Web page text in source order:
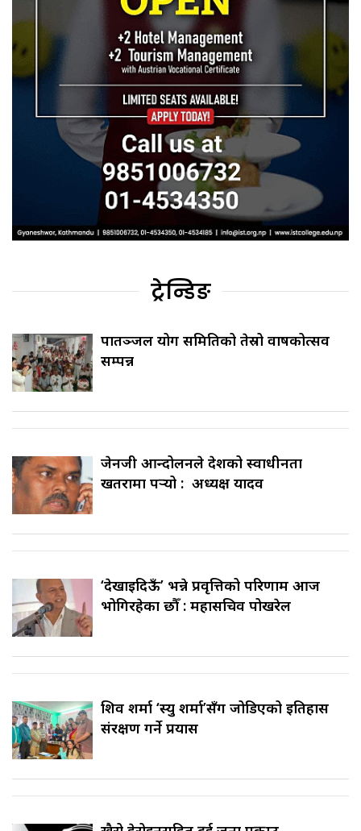
ट्रेन्डिङ
पातञ्जल योग समितिको तेस्रो वार्षिकोत्सव
सम्पन्न
जेनजी आन्दोलनले देशको स्वाधीनता
खतरामा पर्‍यो : अध्यक्ष यादव
‘देखाइदिऊँ’ भन्ने प्रवृत्तिको परिणाम आज
भोगिरहेका छौँ : महासचिव पोखरेल
शिव शर्मा ‘स्यु शर्मा’सँग जोडिएको इतिहास
संरक्षण गर्ने प्रयास